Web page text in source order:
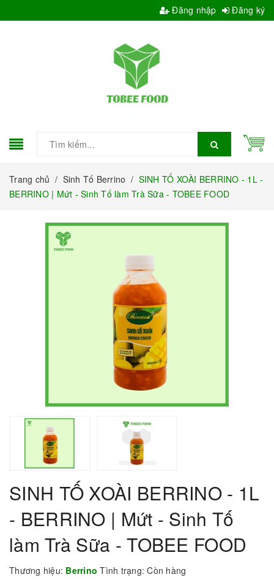
Đăng nhập Đăng ký
Trang chủ / Sinh Tố Berrino / SINH TỐ XOÀI BERRINO - 1L -
BERRINO | Mứt - Sinh Tố làm Trà Sữa - TOBEE FOOD
SINH TỐ XOÀI BERRINO - 1L
- BERRINO | Mứt - Sinh Tố
làm Trà Sữa - TOBEE FOOD
Thương hiệu: BerrinoTình trạng: Còn hàng